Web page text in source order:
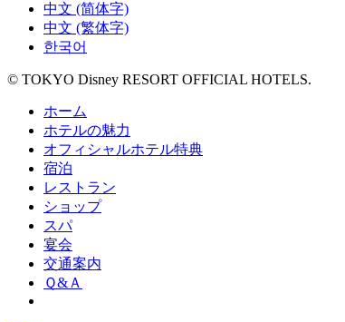
中文 (简体字)
中文 (繁体字)
한국어
© TOKYO Disney RESORT OFFICIAL HOTELS.
ホーム
ホテルの魅力
オフィシャルホテル特典
宿泊
レストラン
ショップ
スパ
宴会
交通案内
Ｑ&Ａ